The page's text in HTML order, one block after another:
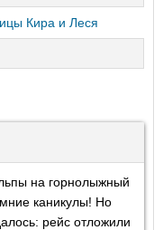
Кира и Леся
на горнолыжный
каникулы! Но
рейс отложили